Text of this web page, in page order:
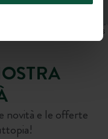
contributors
novità e le offerte